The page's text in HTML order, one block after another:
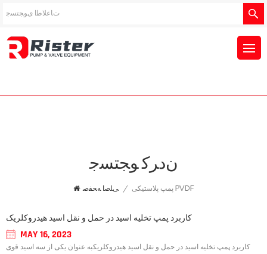
ﻥﺩﺮﮐ ﻮﺠﺘﺴﺟ
ﯽﻠﺻﺍ ﻪﺤﻔﺻ / پمپ پلاستیکی PVDF
کاربرد پمپ تخلیه اسید در حمل و نقل اسید هیدروکلریک
MAY 16, 2023
کاربرد پمپ تخلیه اسید در حمل و نقل اسید هیدروکلریکبه عنوان یکی از سه اسید قوی